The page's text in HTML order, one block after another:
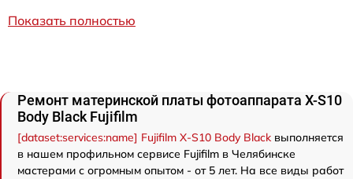
Показать полностью
Ремонт материнской платы фотоаппарата X-S10
Body Black Fujifilm
[dataset:services:name] Fujifilm X-S10 Body Blackвыполняется
в нашем профильном сервисе Fujifilm в Челябинске
мастерами с огромным опытом - от 5 лет. На все виды работ